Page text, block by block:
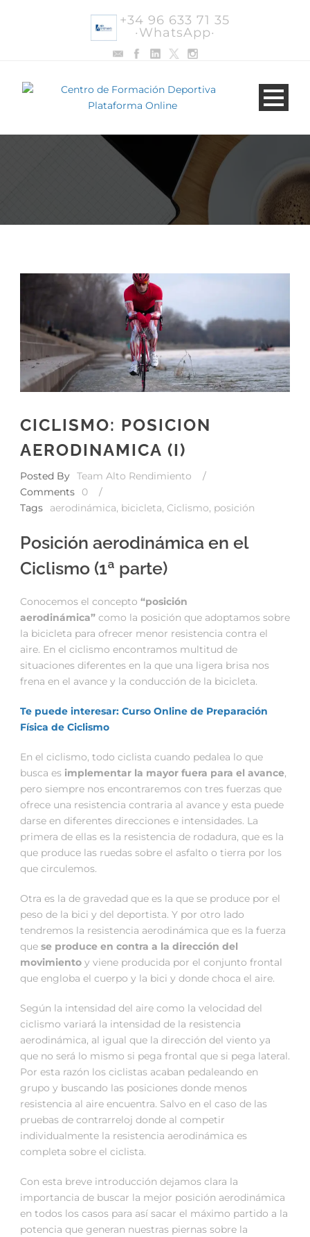
+34 96 633 71 35
·WhatsApp·
CICLISMO: POSICION
AERODINAMICA (I)
Posted By Team Alto Rendimiento
/
Comments
0
/
Tags
aerodinámica, bicicleta, Ciclismo, posición
Posición aerodinámica en el
Ciclismo (1ª parte)
Conocemos el concepto “posición
aerodinámica” como la posición que adoptamos sobre
la bicicleta para ofrecer menor resistencia contra el
aire. En el ciclismo encontramos multitud de
situaciones diferentes en la que una ligera brisa nos
frena en el avance y la conducción de la bicicleta.
Te puede interesar: Curso Online de Preparación
Física de Ciclismo
En el ciclismo, todo ciclista cuando pedalea lo que
busca es implementar la mayor fuera para el avance,
pero siempre nos encontraremos con tres fuerzas que
ofrece una resistencia contraria al avance y esta puede
darse en diferentes direcciones e intensidades. La
primera de ellas es la resistencia de rodadura, que es la
que produce las ruedas sobre el asfalto o tierra por los
que circulemos.
Otra es la de gravedad que es la que se produce por el
peso de la bici y del deportista. Y por otro lado
tendremos la resistencia aerodinámica que es la fuerza
que se produce en contra a la dirección del
movimiento y viene producida por el conjunto frontal
que engloba el cuerpo y la bici y donde choca el aire.
Según la intensidad del aire como la velocidad del
ciclismo variará la intensidad de la resistencia
aerodinámica, al igual que la dirección del viento ya
que no será lo mismo si pega frontal que si pega lateral.
Por esta razón los ciclistas acaban pedaleando en
grupo y buscando las posiciones donde menos
resistencia al aire encuentra. Salvo en el caso de las
pruebas de contrarreloj donde al competir
individualmente la resistencia aerodinámica es
completa sobre el ciclista.
Con esta breve introducción dejamos clara la
importancia de buscar la mejor posición aerodinámica
en todos los casos para así sacar el máximo partido a la
potencia que generan nuestras piernas sobre la